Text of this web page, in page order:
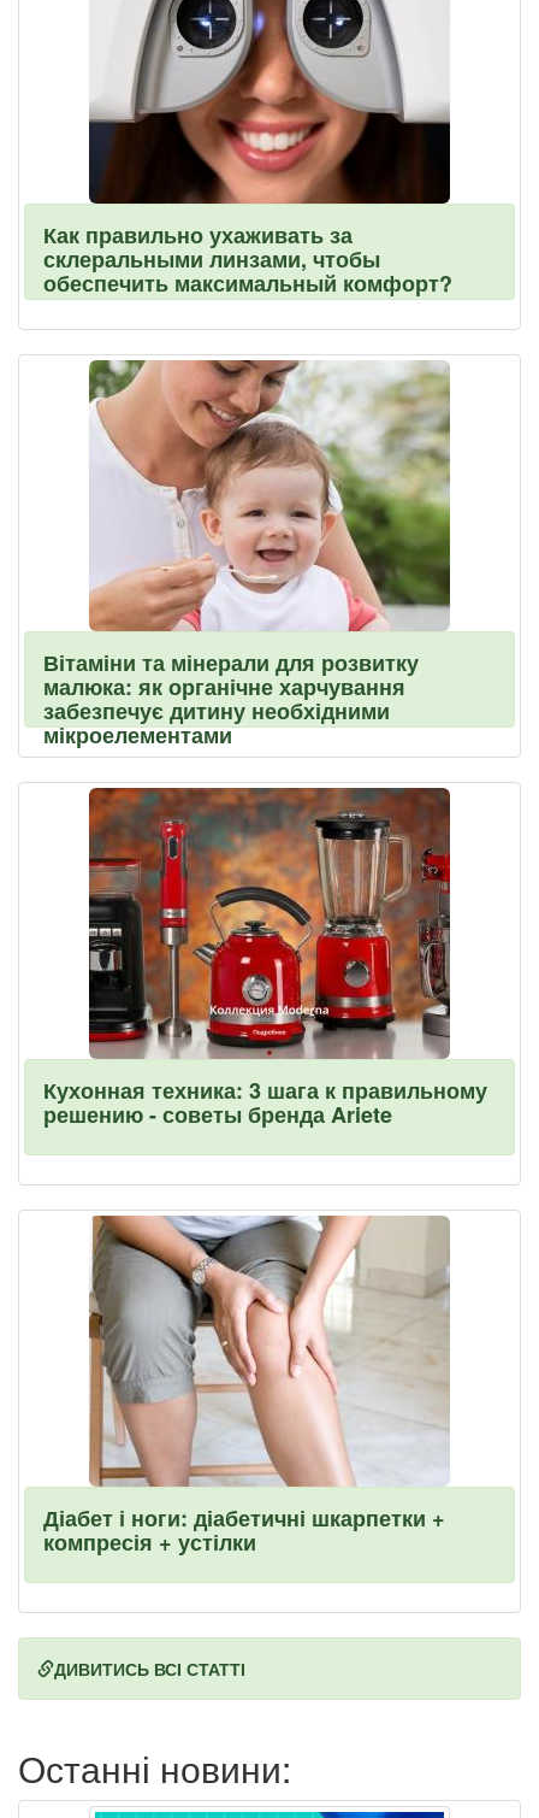
Как правильно ухаживать за
склеральными линзами, чтобы
обеспечить максимальный комфорт?
Вітаміни та мінерали для розвитку
малюка: як органічне харчування
забезпечує дитину необхідними
мікроелементами
Кухонная техника: 3 шага к правильному
решению - советы бренда Ariete
Діабет і ноги: діабетичні шкарпетки +
компресія + устілки
ДИВИТИСЬ ВСІ СТАТТІ
Останні новини: